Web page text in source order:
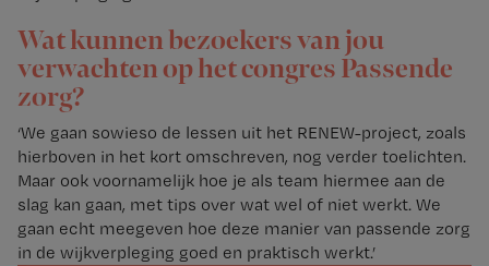
Wat kunnen bezoekers van jou
verwachten op het congres Passende
zorg?
‘We gaan sowieso de lessen uit het RENEW-project, zoals
hierboven in het kort omschreven, nog verder toelichten.
Maar ook voornamelijk hoe je als team hiermee aan de
slag kan gaan, met tips over wat wel of niet werkt. We
gaan echt meegeven hoe deze manier van passende zorg
in de wijkverpleging goed en praktisch werkt.’